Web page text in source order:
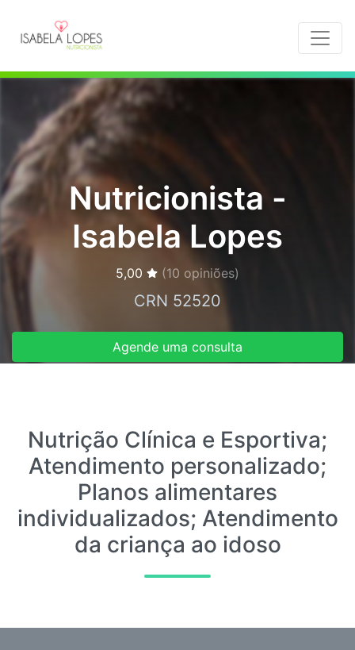
Nutricionista -
Isabela Lopes
5,00 (10 opiniões)
CRN 52520
Agende uma consulta
Nutrição Clínica e Esportiva;
Atendimento personalizado;
Planos alimentares
individualizados; Atendimento
da criança ao idoso